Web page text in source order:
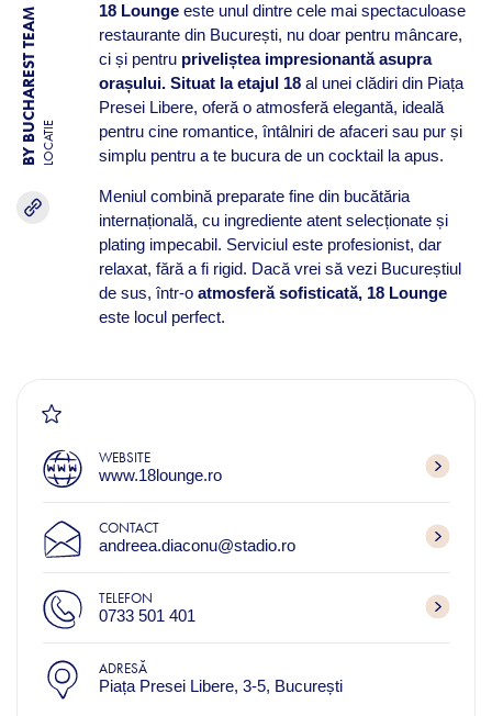
BY BUCHAREST TEAM LOCATIE
18 Loungeeste unul dintre cele mai spectaculoase
restaurante din București, nu doar pentru mâncare,
ci și pentru priveliștea impresionantă asupra
orașului. Situat la etajul 18 al unei clădiri din Piața
Presei Libere, oferă o atmosferă elegantă, ideală
pentru cine romantice, întâlniri de afaceri sau pur și
simplu pentru a te bucura de un cocktail la apus.
Meniul combină preparate fine din bucătăria
internațională, cu ingrediente atent selecționate și
plating impecabil. Serviciul este profesionist, dar
relaxat, fără a fi rigid. Dacă vrei să vezi Bucureștiul
de sus, într-o atmosferă sofisticată, 18 Lounge
este locul perfect.
WEBSITE
www.18lounge.ro
CONTACT
andreea.diaconu@stadio.ro
TELEFON
0733 501 401
ADRESĂ
Piața Presei Libere, 3-5, București